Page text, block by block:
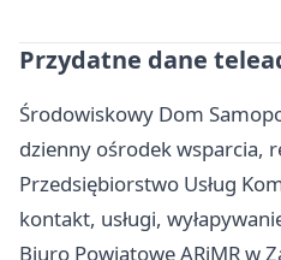
Przydatne dane
Środowiskowy Dom
dzienny ośrodek wsparcia,
Przedsiębiorstwo Usług
kontakt, usługi,
Biuro Powiatowe ARiMR w